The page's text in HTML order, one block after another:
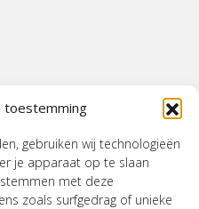
toestemming
gebruiken wij technologieën
je apparaat op te slaan
met deze
zoals surfgedrag of unieke
Cookiebeleid (EU)